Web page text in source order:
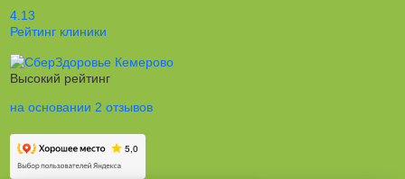
4.13
Рейтинг клиники
Высокий рейтинг
на основании 2 отзывов